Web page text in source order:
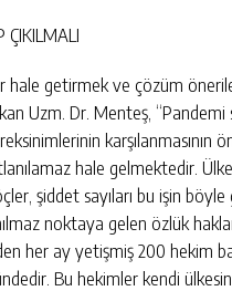
ÇIKILMALI
hale getirmek ve çözüm
Uzm. Dr. Menteş,
hale gelmektedir.
şiddet sayıları bu işin
noktaya gelen özlük
her ay yetişmiş 200 hekim
Bu hekimler kendi